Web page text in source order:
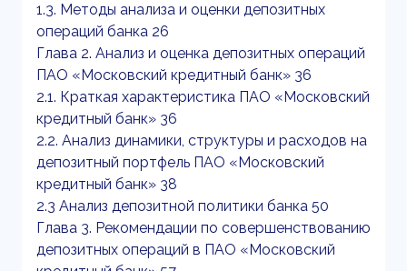
1.3. Методы анализа и оценки депозитных
операций банка 26
Глава 2. Анализ и оценка депозитных операций
ПАО «Московский кредитный банк» 36
2.1. Краткая характеристика ПАО «Московский
кредитный банк» 36
2.2. Анализ динамики, структуры и расходов на
депозитный портфель ПАО «Московский
кредитный банк» 38
2.3 Анализ депозитной политики банка 50
Глава 3. Рекомендации по совершенствованию
депозитных операций в ПАО «Московский